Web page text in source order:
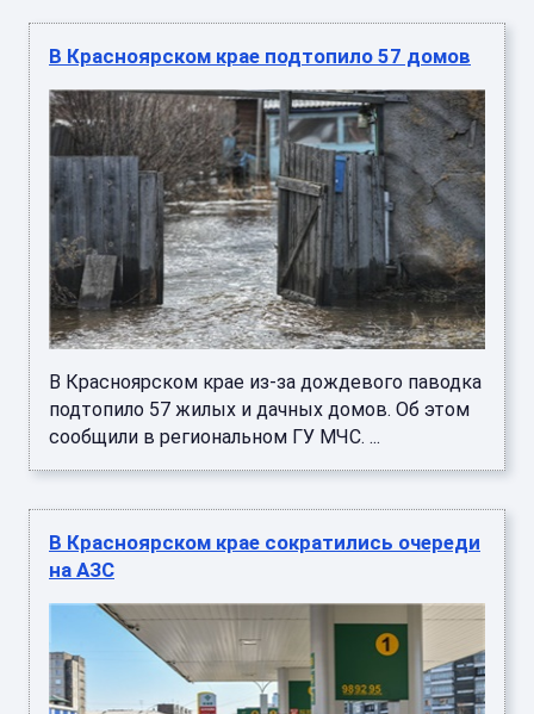
В Красноярском крае подтопило 57 домов
В Красноярском крае из-за дождевого паводка
подтопило 57 жилых и дачных домов. Об этом
сообщили в региональном ГУ МЧС. ...
В Красноярском крае сократились очереди
на АЗС